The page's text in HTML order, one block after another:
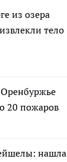
из озера
тело
Оренбуржье
20 пожаров
нашла